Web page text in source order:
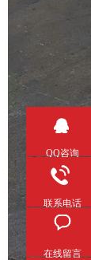
QQ咨询
联系电话
在线留言